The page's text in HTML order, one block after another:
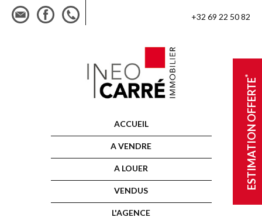
ESTIMATION OFFERTE
*
+32 69 22 50 82
ACCUEIL
A VENDRE
A LOUER
VENDUS
L'AGENCE